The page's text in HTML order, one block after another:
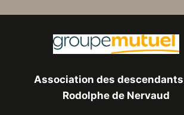
Association des
Rodolphe de Nervaud